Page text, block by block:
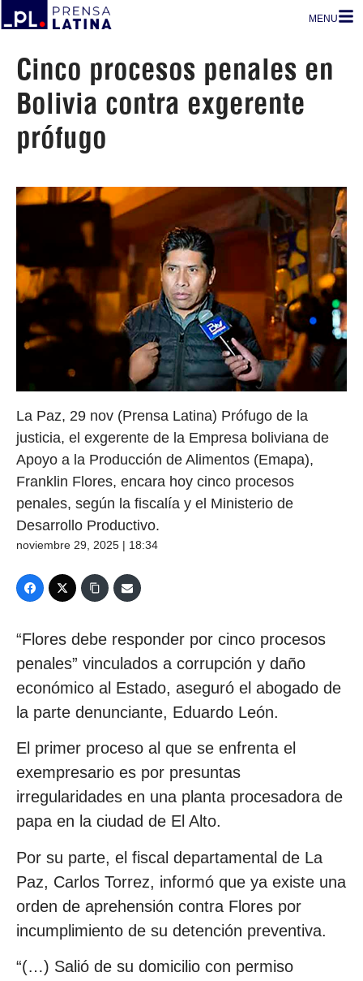
MENU
Cinco procesos penales en
Bolivia contra exgerente
prófugo
La Paz, 29 nov (Prensa Latina) Prófugo de la
justicia, el exgerente de la Empresa boliviana de
Apoyo a la Producción de Alimentos (Emapa),
Franklin Flores, encara hoy cinco procesos
penales, según la fiscalía y el Ministerio de
Desarrollo Productivo.
noviembre 29, 2025 | 18:34
“Flores debe responder por cinco procesos
penales” vinculados a corrupción y daño
económico al Estado, aseguró el abogado de
la parte denunciante, Eduardo León.
El primer proceso al que se enfrenta el
exempresario es por presuntas
irregularidades en una planta procesadora de
papa en la ciudad de El Alto.
Por su parte, el fiscal departamental de La
Paz, Carlos Torrez, informó que ya existe una
orden de aprehensión contra Flores por
incumplimiento de su detención preventiva.
“(…) Salió de su domicilio con permiso